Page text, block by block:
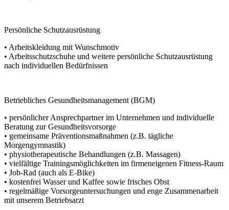
Persönliche Schutzausrüstung
• Arbeitskleidung mit Wunschmotiv
• Arbeitsschutzschuhe und weitere persönliche Schutzausrüstung
nach individuellen Bedürfnissen
Betriebliches Gesundheitsmanagement (BGM)
• persönlicher Ansprechpartner im Unternehmen und individuelle
Beratung zur Gesundheitsvorsorge
• gemeinsame Präventionsmaßnahmen (z.B. tägliche
Morgengymnastik)
• physiotherapeutische Behandlungen (z.B. Massagen)
• vielfältige Trainingsmöglichkeiten im firmeneigenen Fitness-Raum
• Job-Rad (auch als E-Bike)
• kostenfrei Wasser und Kaffee sowie frisches Obst
• regelmäßige Vorsorgeuntersuchungen und enge Zusammenarbeit
mit unserem Betriebsarzt